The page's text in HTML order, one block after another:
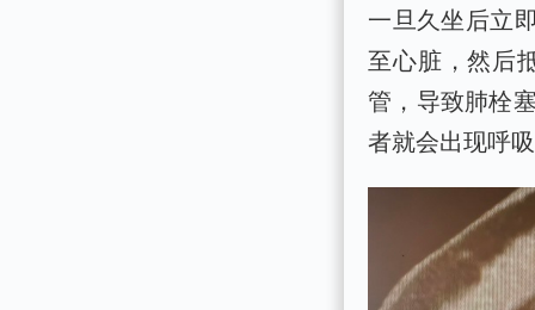
一旦久坐后立
至心脏，然后
管，导致肺栓
者就会出现呼